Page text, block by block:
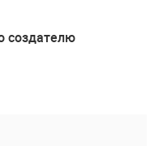
создателю